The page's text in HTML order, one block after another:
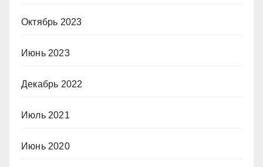
Октябрь 2023
Июнь 2023
Декабрь 2022
Июль 2021
Июнь 2020